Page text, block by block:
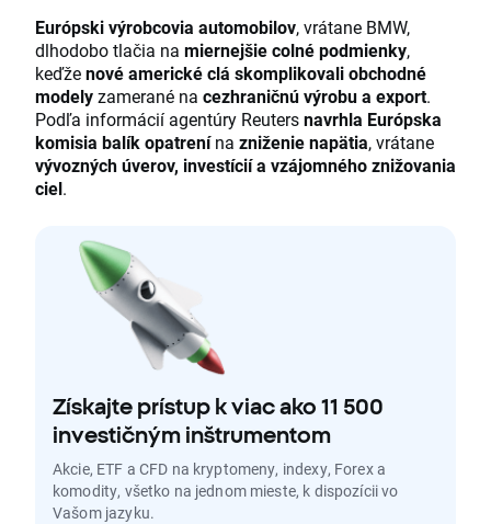
Európski výrobcovia automobilov, vrátane BMW,
dlhodobo tlačia na miernejšie colné podmienky,
keďženové americké clá skomplikovali obchodné
modelyzamerané na cezhraničnú výrobu a export.
Podľa informácií agentúry Reutersnavrhla Európska
komisia balík opatrenína zniženie napätia, vrátane
vývozných úverov, investícií a vzájomného znižovania
ciel.
Získajte prístup k viac ako 11 500
investičným inštrumentom
Akcie, ETF a CFD na kryptomeny, indexy, Forex a
komodity, všetko na jednom mieste, k dispozícii vo
Vašom jazyku.